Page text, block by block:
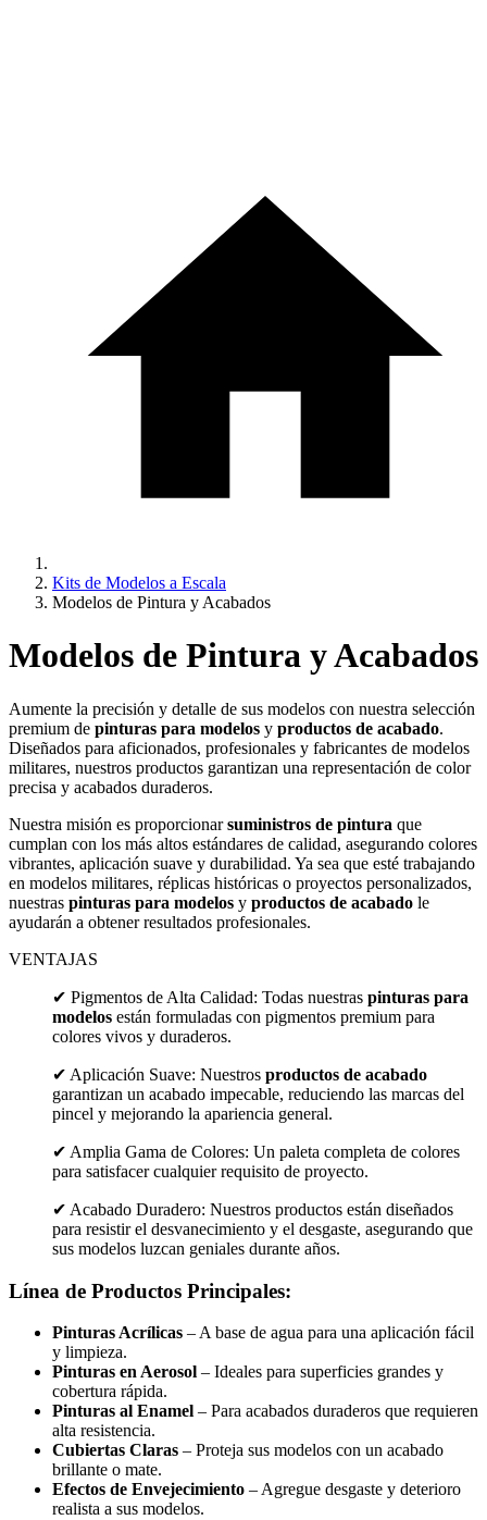
Kits de Modelos a Escala
Modelos de Pintura y Acabados
Modelos de Pintura y Acabados
Aumente la precisión y detalle de sus modelos con nuestra selección
premium de pinturas para modelos y productos de acabado.
Diseñados para aficionados, profesionales y fabricantes de modelos
militares, nuestros productos garantizan una representación de color
precisa y acabados duraderos.
Nuestra misión es proporcionarsuministros de pintura que
cumplan con los más altos estándares de calidad, asegurando colores
vibrantes, aplicación suave y durabilidad. Ya sea que esté trabajando
en modelos militares, réplicas históricas o proyectos personalizados,
nuestras pinturas para modelos y productos de acabado le
ayudarán a obtener resultados profesionales.
VENTAJAS
✔ Pigmentos de Alta Calidad: Todas nuestras pinturas para
modelos están formuladas con pigmentos premium para
colores vivos y duraderos.
✔ Aplicación Suave: Nuestros productos de acabado
garantizan un acabado impecable, reduciendo las marcas del
pincel y mejorando la apariencia general.
✔ Amplia Gama de Colores: Un paleta completa de colores
para satisfacer cualquier requisito de proyecto.
✔ Acabado Duradero: Nuestros productos están diseñados
para resistir el desvanecimiento y el desgaste, asegurando que
sus modelos luzcan geniales durante años.
Línea de Productos Principales:
Pinturas Acrílicas – A base de agua para una aplicación fácil
y limpieza.
Pinturas en Aerosol – Ideales para superficies grandes y
cobertura rápida.
Pinturas al Enamel – Para acabados duraderos que requieren
alta resistencia.
Cubiertas Claras – Proteja sus modelos con un acabado
brillante o mate.
Efectos de Envejecimiento – Agregue desgaste y deterioro
realista a sus modelos.